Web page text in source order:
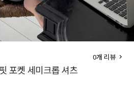
팬츠
스커트
언더웨어
포켓 세미크롭 셔츠
0개 리뷰